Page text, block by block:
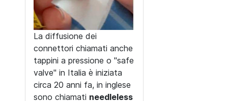
La diffusione dei
connettori chiamati anche
tappini a pressione o "safe
valve" in Italia è iniziata
circa 20 anni fa, in inglese
sono chiamati needleless